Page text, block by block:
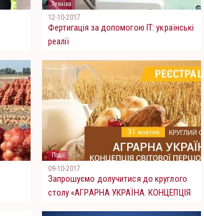
Техніка
12-10-2017
Фертигація за допомогою ІТ: українські
реалії
Події
09-10-2017
Запрошуємо долучитися до круглого
столу «АГРАРНА УКРАЇНА. КОНЦЕПЦІЯ